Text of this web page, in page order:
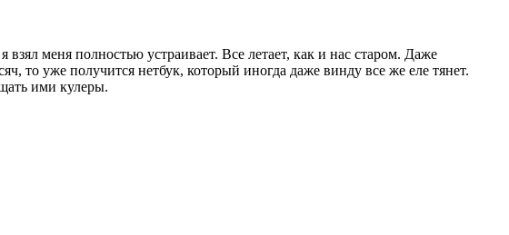
меня полностью устраивает. Все летает, как и нас старом. Даже
то уже получится нетбук, который иногда даже винду все же еле тянет.
ими кулеры.